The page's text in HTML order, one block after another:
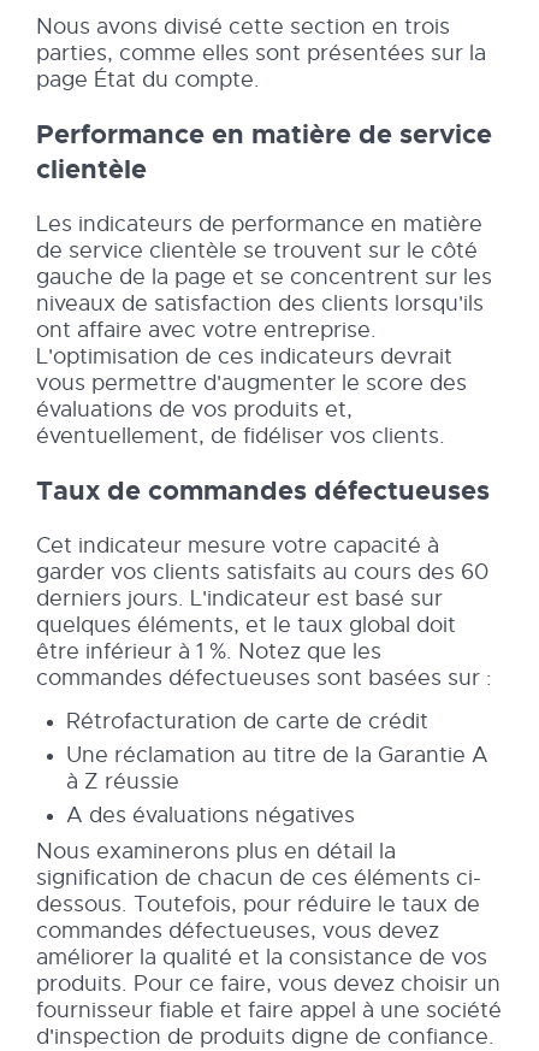
Nous avons divisé cette section en trois
parties, comme elles sont présentées sur la
page État du compte.
Performance en matière de service
clientèle
Les indicateurs de performance en matière
de service clientèle se trouvent sur le côté
gauche de la page et se concentrent sur les
niveaux de satisfaction des clients lorsqu'ils
ont affaire avec votre entreprise.
L'optimisation de ces indicateurs devrait
vous permettre d'augmenter le score des
évaluations de vos produits et,
éventuellement, de fidéliser vos clients.
Taux de commandes défectueuses
Cet indicateur mesure votre capacité à
garder vos clients satisfaits au cours des 60
derniers jours. L'indicateur est basé sur
quelques éléments, et le taux global doit
être inférieur à 1 %. Notez que les
commandes défectueuses sont basées sur :
Rétrofacturation de carte de crédit
Une réclamation au titre de la Garantie A
à Z réussie
A des évaluations négatives
Nous examinerons plus en détail la
signification de chacun de ces éléments ci-
dessous. Toutefois, pour réduire le taux de
commandes défectueuses, vous devez
améliorer la qualité et la consistance de vos
produits. Pour ce faire, vous devez choisir un
fournisseur fiable et faire appel à une société
d'inspection de produits digne de confiance.